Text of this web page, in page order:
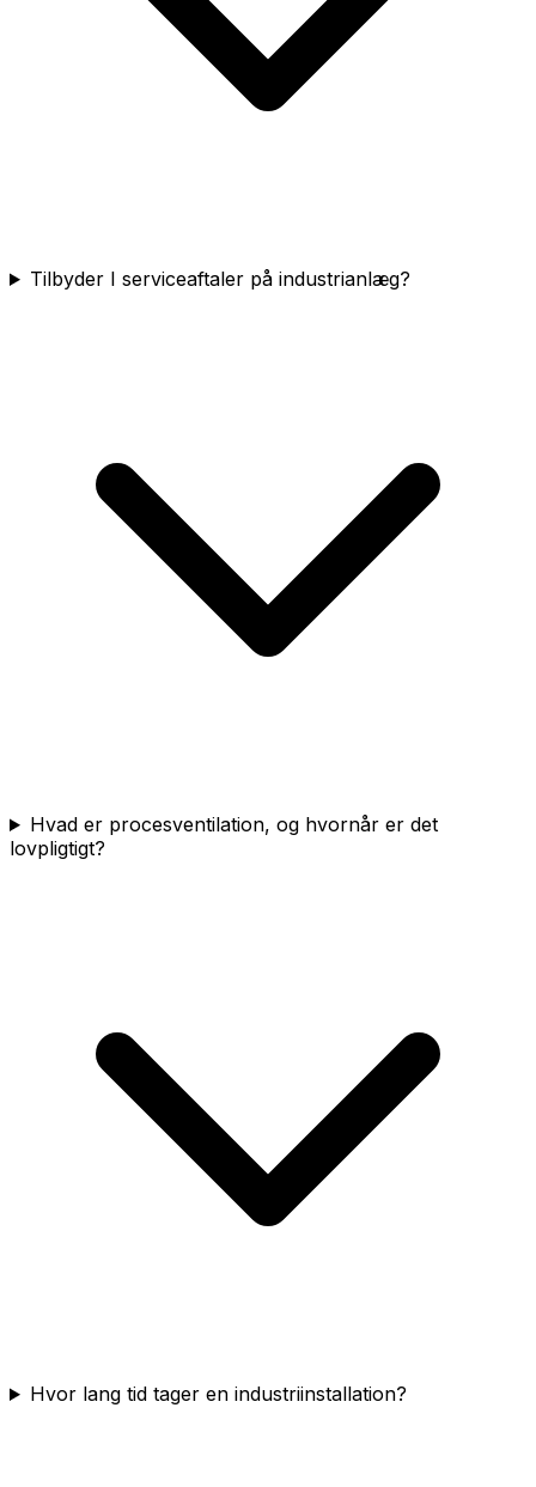
Tilbyder I serviceaftaler på industrianlæg?
Hvad er procesventilation, og hvornår er det
lovpligtigt?
Hvor lang tid tager en industriinstallation?